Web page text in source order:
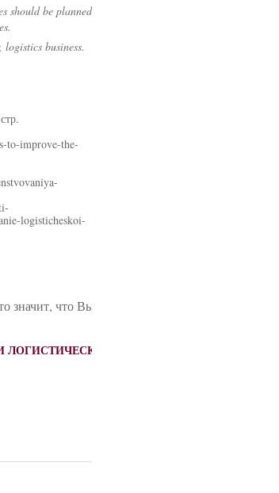
should be planned
business.
to-improve-the-
logisticheskoi-
что Вы можете свободно цитировать
ПРОЦЕССА НА